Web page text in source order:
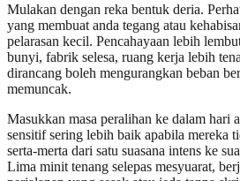
Mulakan dengan reka bentuk deria.
yang membuat anda tegang atau
pelarasan kecil. Pencahayaan lebih
bunyi, fabrik selesa, ruang kerja lebih
dirancang boleh mengurangkan beban
memuncak.
Masukkan masa peralihan ke dalam hari
sensitif sering lebih baik apabila mereka
serta-merta dari satu suasana intens ke
Lima minit tenang selepas mesyuarat,